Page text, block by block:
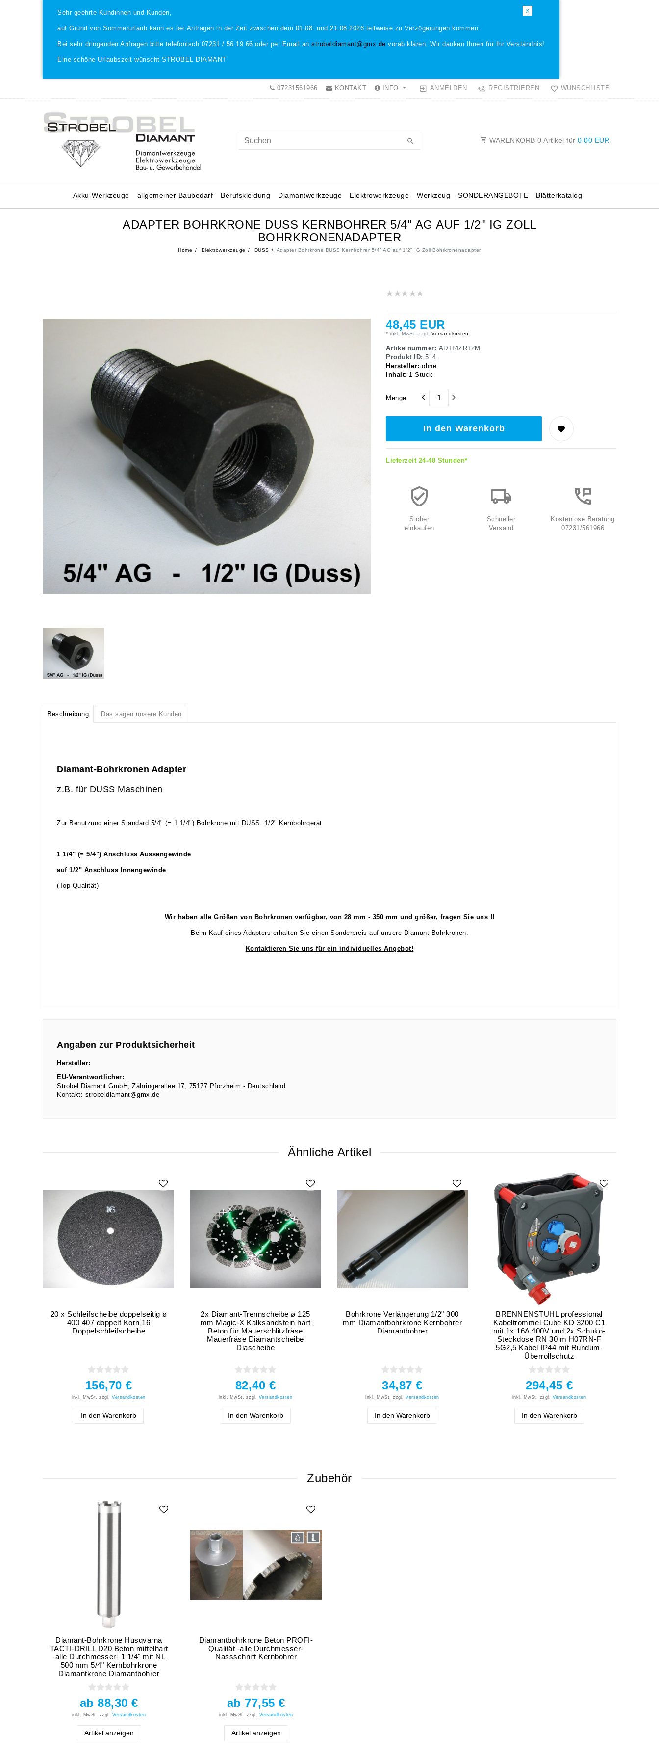
X
Sehr geehrte Kundinnen und Kunden,
auf Grund von Sommerurlaub kann es bei Anfragen in der Zeit zwischen dem 01.08. und 21.08.2026 teilweise zu Verzögerungen kommen.
Bei sehr dringenden Anfragen bitte telefonisch 07231 / 56 19 66 oder per Email an strobeldiamant@gmx.de vorab klären. Wir danken Ihnen für Ihr Verständnis!
Eine schöne Urlaubszeit wünscht STROBEL DIAMANT
07231561966 KONTAKT INFO ANMELDEN REGISTRIEREN WUNSCHLISTE
WARENKORB 0 Artikel für 0,00 EUR
Akku-Werkzeuge allgemeiner Baubedarf Berufskleidung Diamantwerkzeuge Elektrowerkzeuge Werkzeug Blätterkatalog
SONDERANGEBOTE
ADAPTER BOHRKRONE DUSS KERNBOHRER 5/4" AG AUF 1/2" IG ZOLL
BOHRKRONENADAPTER
Home Elektrowerkzeuge DUSS Adapter Bohrkrone DUSS Kernbohrer 5/4" AG auf 1/2" IG Zoll Bohrkronenadapter
48,45 EUR
* inkl. MwSt. zzgl. Versandkosten
Artikelnummer: AD114ZR12M
Produkt ID: 514
Hersteller: ohne
Inhalt: 1 Stück
Menge:
In den Warenkorb
Lieferzeit 24-48 Stunden*
Sicher
einkaufen
Schneller
Versand
Kostenlose Beratung
07231/561966
Beschreibung Das sagen unsere Kunden
Diamant-Bohrkronen Adapter
z.B. für DUSS Maschinen
Zur Benutzung einer Standard 5/4" (= 1 1/4") Bohrkrone mit DUSS 1/2" Kernbohrgerät
1 1/4" (= 5/4") Anschluss Aussengewinde
auf 1/2" Anschluss Innengewinde
(Top Qualität)
Wir haben alle Größen von Bohrkronen verfügbar, von 28 mm - 350 mm und größer, fragen Sie uns !!
Beim Kauf eines Adapters erhalten Sie einen Sonderpreis auf unsere Diamant-Bohrkronen.
Kontaktieren Sie uns für ein individuelles Angebot!
Angaben zur Produktsicherheit
Hersteller:
EU-Verantwortlicher:
Strobel Diamant GmbH
Zähringerallee 17 75177 Pforzheim
Deutschland
Kontakt: strobeldiamant@gmx.de
Ähnliche Artikel
20 x Schleifscheibe doppelseitig ø
400 407 doppelt Korn 16
Doppelschleifscheibe
156,70 €
inkl. MwSt. zzgl.Versandkosten
In den Warenkorb
2x Diamant-Trennscheibe ø 125
mm Magic-X Kalksandstein hart
Beton für Mauerschlitzfräse
Mauerfräse Diamantscheibe
Diascheibe
82,40 €
inkl. MwSt. zzgl. Versandkosten
In den Warenkorb
Bohrkrone Verlängerung 1/2" 300
mm Diamantbohrkrone Kernbohrer
Diamantbohrer
34,87 €
inkl. MwSt. zzgl.Versandkosten
In den Warenkorb
BRENNENSTUHL professional
Kabeltrommel Cube KD 3200 C1
mit 1x 16A 400V und 2x Schuko-
Steckdose RN 30 m H07RN-F
5G2,5 Kabel IP44 mit Rundum-
Überrollschutz
294,45 €
inkl. MwSt. zzgl. Versandkosten
In den Warenkorb
Zubehör
Diamant-Bohrkrone Husqvarna
TACTI-DRILL D20 Beton mittelhart
-alle Durchmesser- 1 1/4" mit NL
500 mm 5/4" Kernbohrkrone
Diamantkrone Diamantbohrer
ab 88,30 €
inkl. MwSt. zzgl. Versandkosten
Artikel anzeigen
Diamantbohrkrone Beton PROFI-
Qualität -alle Durchmesser-
Nassschnitt Kernbohrer
ab 77,55 €
inkl. MwSt. zzgl. Versandkosten
Artikel anzeigen